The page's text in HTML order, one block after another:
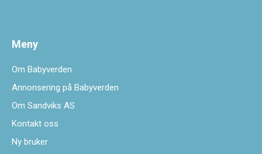
Meny
Om Babyverden
Annonsering på Babyverden
Om Sandviks AS
Kontakt oss
Ny bruker